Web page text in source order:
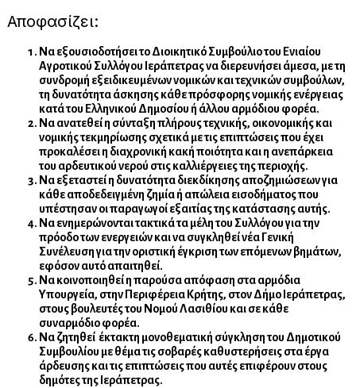
Αποφασίζει:
Να εξουσιοδοτήσει το Διοικητικό Συμβούλιο του Ενιαίου
Αγροτικού Συλλόγου Ιεράπετρας να διερευνήσει άμεσα, με τη
συνδρομή εξειδικευμένων νομικών και τεχνικών συμβούλων,
τη δυνατότητα άσκησης κάθε πρόσφορης νομικής ενέργειας
κατά του Ελληνικού Δημοσίου ή άλλου αρμόδιου φορέα.
Να ανατεθεί η σύνταξη πλήρους τεχνικής, οικονομικής και
νομικής τεκμηρίωσης σχετικά με τις επιπτώσεις που έχει
προκαλέσει η διαχρονική κακή ποιότητα και η ανεπάρκεια
του αρδευτικού νερού στις καλλιέργειες της περιοχής.
Να εξεταστεί η δυνατότητα διεκδίκησης αποζημιώσεων για
κάθε αποδεδειγμένη ζημία ή απώλεια εισοδήματος που
υπέστησαν οι παραγωγοί εξαιτίας της κατάστασης αυτής.
Να ενημερώνονται τακτικά τα μέλη του Συλλόγου για την
πρόοδο των ενεργειών και να συγκληθεί νέα Γενική
Συνέλευση για την οριστική έγκριση των επόμενων βημάτων,
εφόσον αυτό απαιτηθεί.
Να κοινοποιηθεί η παρούσα απόφαση στα αρμόδια
Υπουργεία, στην Περιφέρεια Κρήτης, στον Δήμο Ιεράπετρας,
στους βουλευτές του Νομού Λασιθίου και σε κάθε
συναρμόδιο φορέα.
Να ζητηθεί έκτακτη μονοθεματική σύγκληση του Δημοτικού
Συμβουλίου με θέμα τις σοβαρές καθυστερήσεις στα έργα
άρδευσης και τις επιπτώσεις που αυτές επιφέρουν στους
δημότες της Ιεράπετρας.